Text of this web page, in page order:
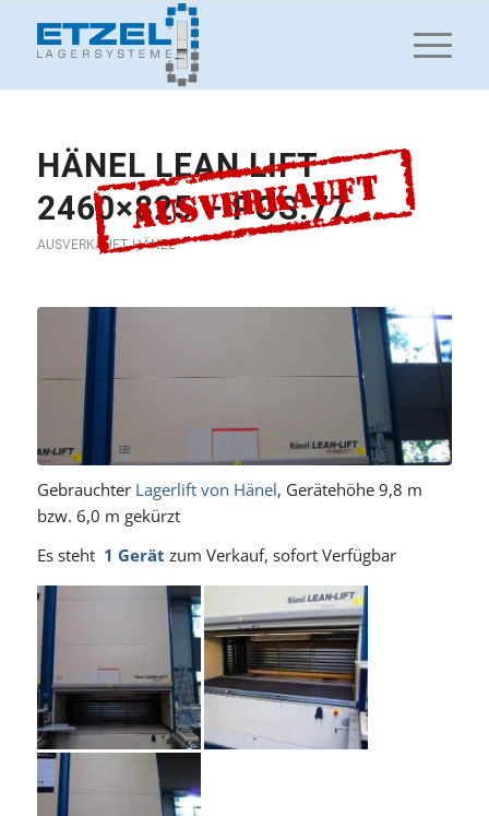
HÄNEL LEAN LIFT
2460×825 – POS.77
AUSVERKAUFT,HÄNEL
Gebrauchter Lagerlift von Hänel, Gerätehöhe 9,8 m
bzw. 6,0 m gekürzt
Es steht 1 Gerät zum Verkauf, sofort Verfügbar